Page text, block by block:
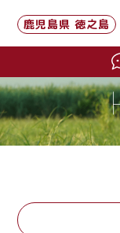
鹿児島県 徳之島